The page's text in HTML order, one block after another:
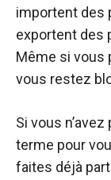
importent des
exportent des
Même si vous
vous restez
Si vous
terme pour
faites déjà